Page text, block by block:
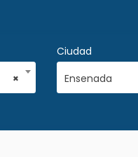
×
Ciudad
Ensenada